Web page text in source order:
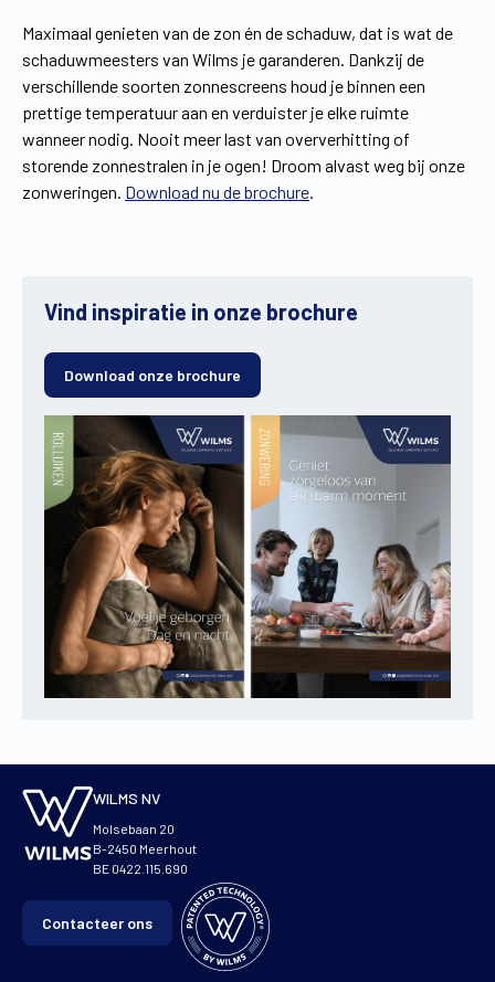
Maximaal genieten van de zon én de schaduw, dat is wat de
schaduwmeesters van Wilms je garanderen. Dankzij de
verschillende soorten zonnescreens houd je binnen een
prettige temperatuur aan en verduister je elke ruimte
wanneer nodig. Nooit meer last van oververhitting of
storende zonnestralen in je ogen! Droom alvast weg bij onze
zonweringen. Download nu de brochure.
Vind inspiratie in onze brochure
Download onze brochure
WILMS NV
Molsebaan 20
B-2450 Meerhout
BE 0422.115.690
Contacteer ons